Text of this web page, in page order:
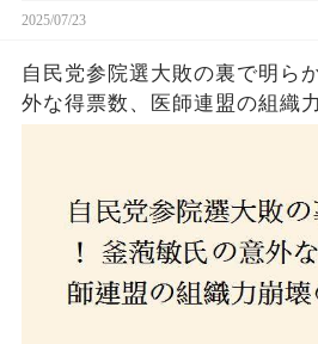
2025/07/23
自民党参院選大敗の裏で明ら
外な得票数、医師連盟の組織